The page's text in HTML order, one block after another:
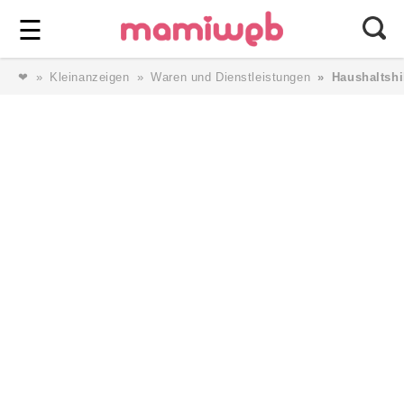
☰ ⎯ Wir lieben Familie ⎯
❤ Kleinanzeigen Waren und Dienstleistungen